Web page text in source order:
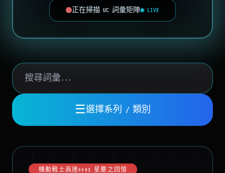
正在掃描 UC 詞彙矩陣◉ LIVE
☰選擇系列 / 類別
機動戰士高達0083 星塵之回憶